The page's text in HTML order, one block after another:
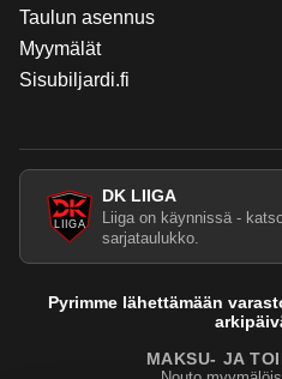
Taulun asennus
Myymälät
Sisubiljardi.fi
DK LIIGA
Liiga on käynnissä -
sarjataulukko.
Pyrimme lähettämään
MAKSU- JA